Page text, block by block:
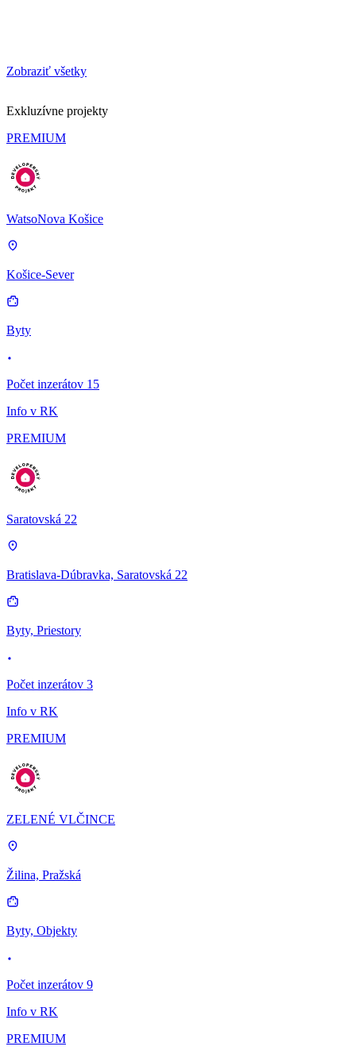
Zobraziť všetky
Exkluzívne projekty
PREMIUM
WatsoNova Košice
Košice-Sever
Byty
Počet inzerátov 15
Info v RK
PREMIUM
Saratovská 22
Bratislava-Dúbravka, Saratovská 22
Byty, Priestory
Počet inzerátov 3
Info v RK
PREMIUM
ZELENÉ VLČINCE
Žilina, Pražská
Byty, Objekty
Počet inzerátov 9
Info v RK
PREMIUM